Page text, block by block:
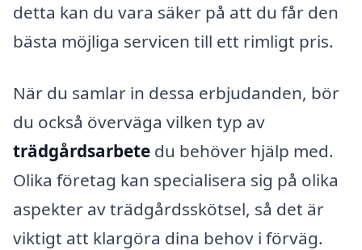
detta kan du vara säker på att du får den
bästa möjliga servicen till ett rimligt pris.
När du samlar in dessa erbjudanden, bör
du också överväga vilken typ av
trädgårdsarbete du behöver hjälp med.
Olika företag kan specialisera sig på olika
aspekter av trädgårdsskötsel, så det är
viktigt att klargöra dina behov i förväg.